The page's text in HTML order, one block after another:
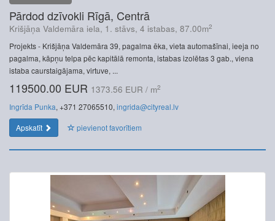
Pārdod dzīvokli Rīgā, Centrā
Krišjāņa Valdemāra iela, 1. stāvs, 4 istabas, 87.00m2
Projekts - Krišjāņa Valdemāra 39, pagalma ēka, vieta automašīnai, ieeja no
pagalma, kāpņu telpa pēc kapitālā remonta, istabas izolētas 3 gab., viena
istaba caurstaigājama, virtuve, ...
119500.00 EUR 1373.56 EUR / m2
Ingrīda Punka, +371 27065510, ingrida@cityreal.lv
Apskatīt
pievienot favorītiem